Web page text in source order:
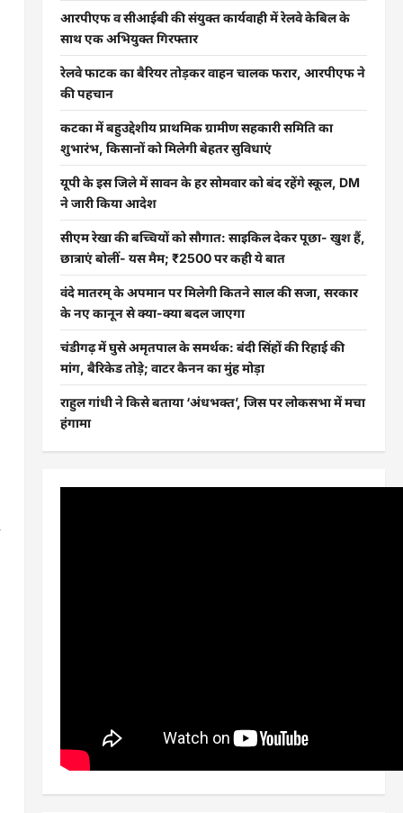
आरपीएफ व सीआईबी की संयुक्त कार्यवाही में रेलवे केबिल के
साथ एक अभियुक्त गिरफ्तार
रेलवे फाटक का बैरियर तोड़कर वाहन चालक फरार, आरपीएफ ने
की पहचान
कटका में बहुउद्देशीय प्राथमिक ग्रामीण सहकारी समिति का
शुभारंभ, किसानों को मिलेगी बेहतर सुविधाएं
यूपी के इस जिले में सावन के हर सोमवार को बंद रहेंगे स्कूल, DM
ने जारी किया आदेश
सीएम रेखा की बच्चियों को सौगात: साइकिल देकर पूछा- खुश हैं,
छात्राएं बोलीं- यस मैम; ₹2500 पर कही ये बात
वंदे मातरम् के अपमान पर मिलेगी कितने साल की सजा, सरकार
के नए कानून से क्या-क्या बदल जाएगा
चंडीगढ़ में घुसे अमृतपाल के समर्थक: बंदी सिंहों की रिहाई की
मांग, बैरिकेड तोड़े; वाटर कैनन का मुंह मोड़ा
राहुल गांधी ने किसे बताया ‘अंधभक्त’, जिस पर लोकसभा में मचा
हंगामा